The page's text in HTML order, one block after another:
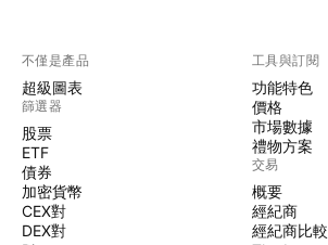
不僅是產品
超級圖表
篩選器
股票
ETF
債券
加密貨幣
CEX對
DEX對
工具與訂閱
功能特色
價格
市場數據
禮物方案
交易
概要
經紀商
經紀商比較